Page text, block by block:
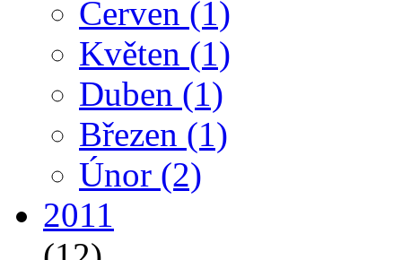
Červen (1)
Květen (1)
Duben (1)
Březen (1)
Únor (2)
2011